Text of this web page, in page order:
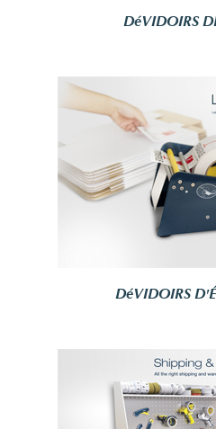
DéVIDOIRS
DéVIDOIRS